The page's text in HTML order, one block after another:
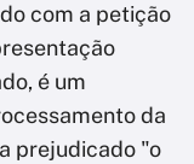
com a petição
é um
da
prejudicado "o